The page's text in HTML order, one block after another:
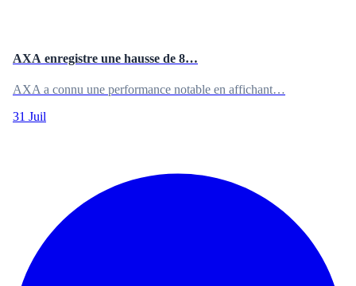
AXA enregistre une hausse de 8…
AXA a connu une performance notable en affichant…
31 Juil